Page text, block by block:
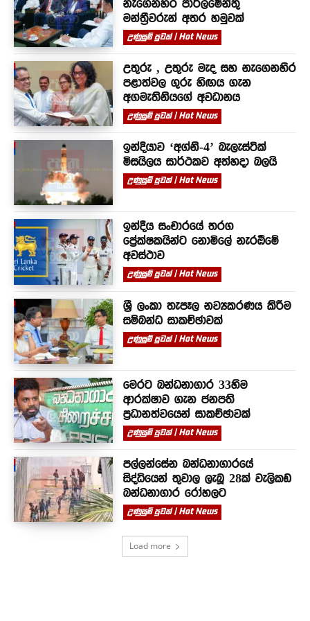
නැගෙනහිර පාර්ලිමේන්තු
මන්ත්‍රීවරුන් අතර හමුවක්
උණුසුම් පුවත් | Hot News
උතුරු , උතුරු මැද සහ නැගෙනහිර
පළාත්වල ගුරු හිඟය ගැන
අගමැතිනියගේ අවධානය
උණුසුම් පුවත් | Hot News
ඉන්දියාව ‘අග්නි-4’ බැලැස්ටික්
මිසයිලය සාර්ථකව අත්හදා බලයි
උණුසුම් පුවත් | Hot News
ඉන්දීය සංචාරයේ තරග
ප්‍රේක්ෂකයින්ට නොමිලේ නැරඹීමේ
අවස්ථාව
උණුසුම් පුවත් | Hot News
ශ්‍රී ලංකා තැපෑල නව්‍යකරණය කිරීම
සම්බන්ධ සාකච්ඡාවක්
උණුසුම් පුවත් | Hot News
මෙරට බන්ධනාගාර 33හිම
ආරක්ෂාව ගැන ජනපති
ප්‍රධානත්වයෙන් සාකච්ඡාවක්
උණුසුම් පුවත් | Hot News
පල්ලන්සේන බන්ධනාගාරයේ
සිද්ධියෙන් තුවාල ලැබූ 28ක් වැලිකඩ
බන්ධනාගාර රෝහලට
උණුසුම් පුවත් | Hot News
Load more